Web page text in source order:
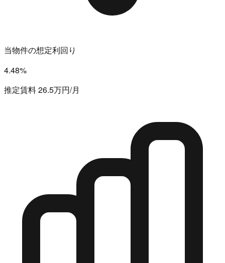
当物件の想定利回り
4.48%
推定賃料 26.5万円/月